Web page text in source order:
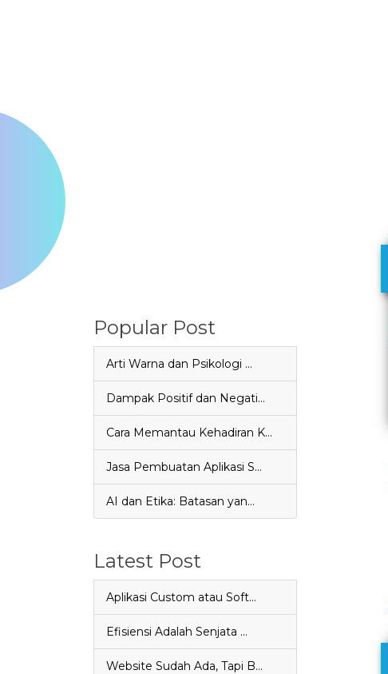
Popular Post
Arti Warna dan Psikologi …
Dampak Positif dan Negati…
Cara Memantau Kehadiran K…
Jasa Pembuatan Aplikasi S…
AI dan Etika: Batasan yan…
Latest Post
Aplikasi Custom atau Soft…
Efisiensi Adalah Senjata …
Website Sudah Ada, Tapi B…